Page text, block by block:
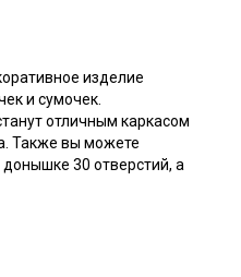
изделие
и сумочек.
отличным каркасом
Также вы можете
30 отверстий, а